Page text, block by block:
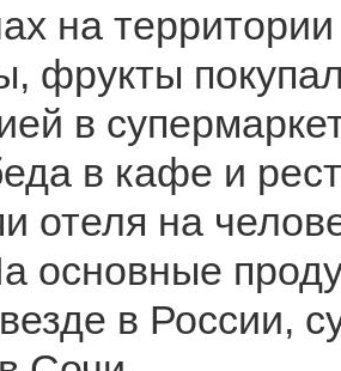
на
фрукты
в
в кафе и
отеля на
основные
в России,